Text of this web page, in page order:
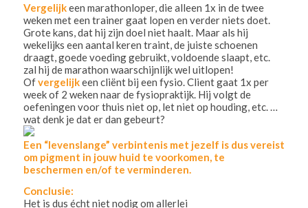
Vergelijkeen marathonloper, die alleen 1x in de twee
weken met een trainer gaat lopen en verder niets doet.
Grote kans, dat hij zijn doel niet haalt. Maar als hij
wekelijks een aantal keren traint, de juiste schoenen
draagt, goede voeding gebruikt, voldoende slaapt, etc.
zal hij de marathon waarschijnlijk wel uitlopen!
Ofvergelijkeen cliënt bij een fysio. Client gaat 1x per
week of 2 weken naar de fysiopraktijk. Hij volgt de
oefeningen voor thuis niet op, let niet op houding, etc. …
wat denk je dat er dan gebeurt?
Een “levenslange” verbintenis met jezelf is dus vereist
om pigment in jouw huid te voorkomen, te
beschermen en/of te verminderen.
Conclusie:
Het is dus écht niet nodig om allerlei